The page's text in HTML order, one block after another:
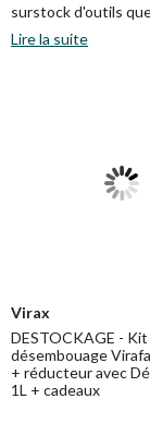
surstock d'outils
Lire la suite
Virax
DESTOCKAGE -
désembouage
+ réducteur avec
1L + cadeaux